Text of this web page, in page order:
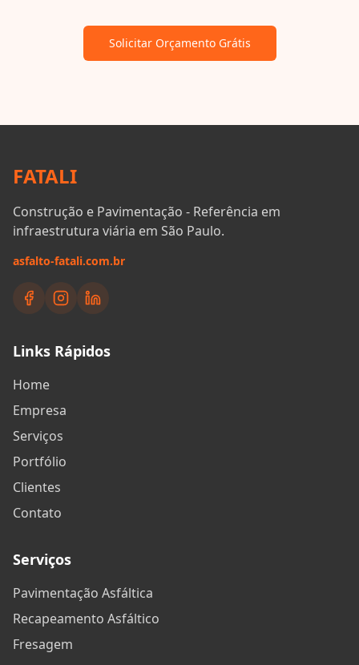
Solicitar Orçamento Grátis
FATALI
Construção e Pavimentação - Referência em
infraestrutura viária em São Paulo.
asfalto-fatali.com.br
Links Rápidos
Home
Empresa
Serviços
Portfólio
Clientes
Contato
Serviços
Pavimentação Asfáltica
Recapeamento Asfáltico
Fresagem